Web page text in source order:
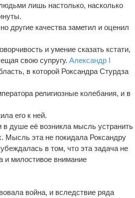
лишь настолько, насколько
другие качества заметил и оценил
и умение сказать кстати,
свою супругу.Александр I
в которой Роксандра Стурдза
религиозные колебания, и в
его к ней.
в душе её возникла мысль устранить
Мысль эта не покидала Роксандру
в том, что эта задача не
и милостивое внимание
война, и вследствие ряда